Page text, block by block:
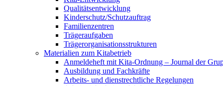
Qualitätsentwicklung
Kinderschutz/Schutzauftrag
Familienzentren
Trägeraufgaben
Trägerorganisationsstrukturen
Materialien zum Kitabetrieb
Anmeldeheft mit Kita-Ordnung – Journal der
Ausbildung und Fachkräfte
Arbeits- und dienstrechtliche Regelungen